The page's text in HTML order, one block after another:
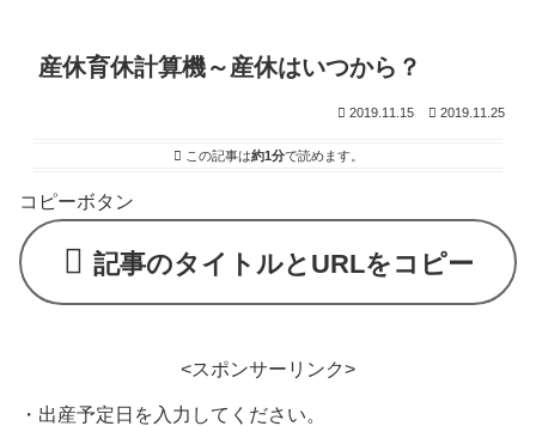
産休育休計算機～産休はいつから？
2019.11.15 2019.11.25
この記事は約1分で読めます。
コピーボタン
記事のタイトルとURLをコピー
<スポンサーリンク>
・出産予定日を入力してください。